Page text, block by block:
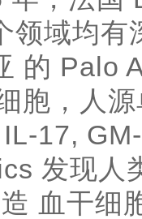
基因，为之
Lectin 受
团队孜孜不倦的努力使得公司一
域的前沿，
列的抗体产
领域均
的 Palo
胞，人
17,
发现人
血干细